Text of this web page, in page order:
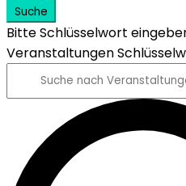
Suche
Bitte Schlüsselwort
Veranstaltungen